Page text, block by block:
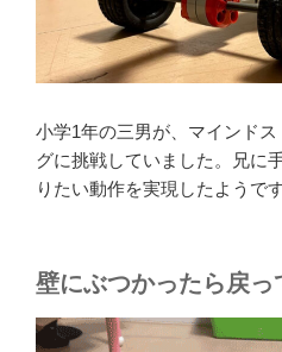
小学1年の三男が、マインド
グに挑戦していました。兄に
りたい動作を実現したようです
壁にぶつかったら戻っ